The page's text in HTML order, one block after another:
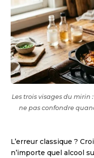
Les trois visages du
ne pas confondre
L’erreur classique ?
n’importe quel alcool